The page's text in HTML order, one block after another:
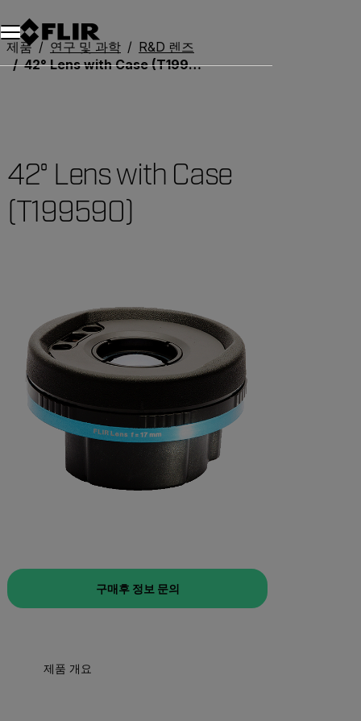
제품 연구 및 과학
R&D 렌즈
42° Lens with Case (T199590)
42° Lens with Case
(T199590)
구매후 정보 문의
제품 개요